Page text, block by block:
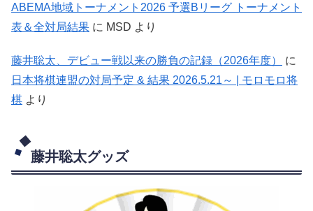
ABEMA地域トーナメント2026 予選Bリーグ トーナメント
表＆全対局結果 に MSD より
藤井聡太、デビュー戦以来の勝負の記録（2026年度）
に
日本将棋連盟の対局予定 & 結果 2026.5.21～ | モロモロ将
棋 より
藤井聡太グッズ